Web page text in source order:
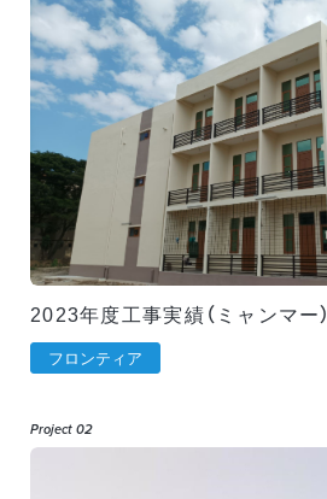
2023年度工事実績（ミャンマー）
フロンティア
Project 02